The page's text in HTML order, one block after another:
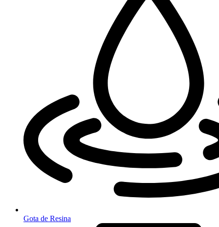
Gota de Resina